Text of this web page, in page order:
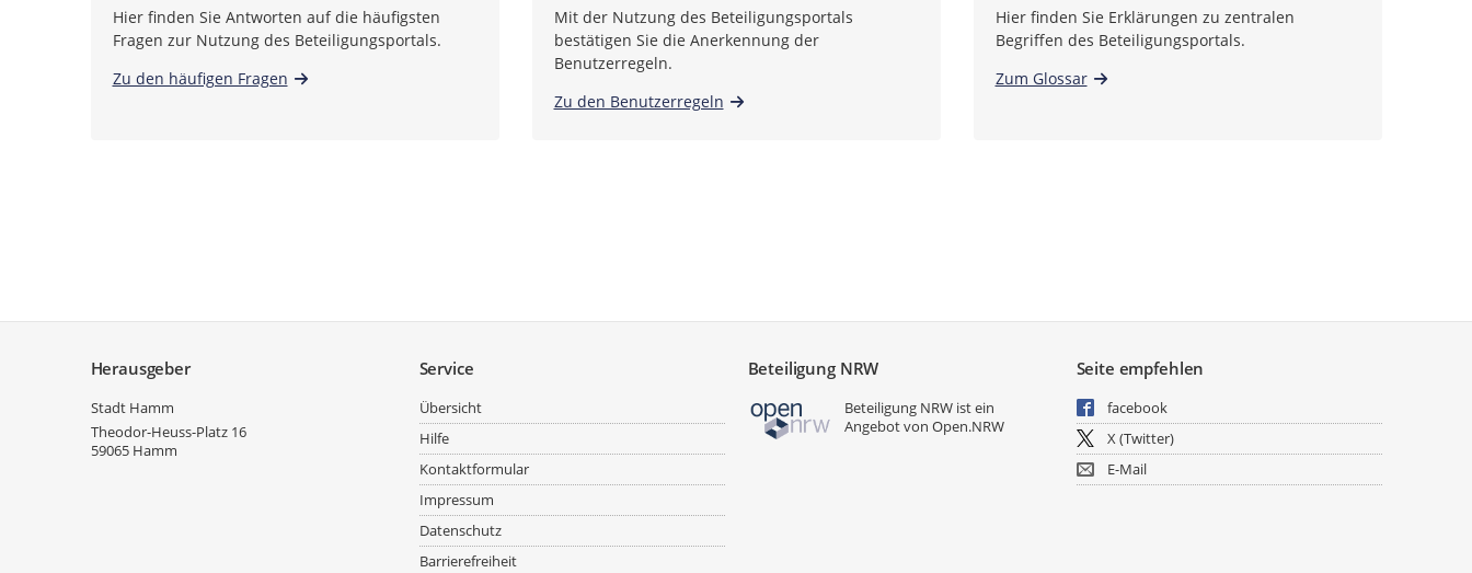
Hier finden Sie Antworten auf die häufigsten
Fragen zur Nutzung des Beteiligungsportals.
Zu den häufigen Fragen
Mit der Nutzung des Beteiligungsportals
bestätigen Sie die Anerkennung der
Benutzerregeln.
Zu den Benutzerregeln
Hier finden Sie Erklärungen zu zentralen
Begriffen des Beteiligungsportals.
Zum Glossar
Herausgeber
Stadt Hamm
Theodor-Heuss-Platz 16
59065 Hamm
Service
Übersicht
Hilfe
Kontaktformular
Impressum
Datenschutz
Barrierefreiheit
Beteiligung NRW
Beteiligung NRW ist ein
Angebot vonOpen.NRW
Seite empfehlen
facebook
X (Twitter)
E-Mail